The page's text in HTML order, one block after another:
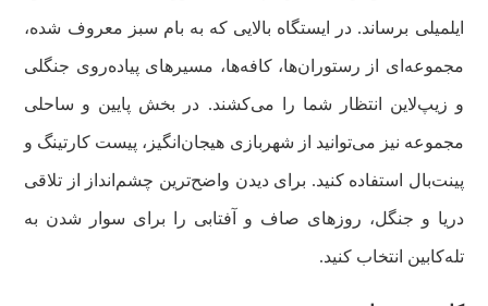
ایلمیلی برساند. در ایستگاه بالایی که به بام سبز معروف شده،
مجموعه‌ای از رستوران‌ها، کافه‌ها، مسیرهای پیاده‌روی جنگلی
و زیپ‌لاین انتظار شما را می‌کشند. در بخش پایین و ساحلی
مجموعه نیز می‌توانید از شهربازی هیجان‌انگیز، پیست کارتینگ و
پینت‌بال استفاده کنید. برای دیدن واضح‌ترین چشم‌انداز از تلاقی
دریا و جنگل، روزهای صاف و آفتابی را برای سوار شدن به
تله‌کابین انتخاب کنید.